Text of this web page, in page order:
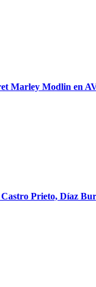
Marley Modlin en
Prieto, Díaz